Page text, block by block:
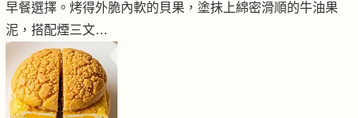
早餐選擇。烤得外脆內軟的貝果，塗抹上綿密滑順的牛油果
泥，搭配煙三文…